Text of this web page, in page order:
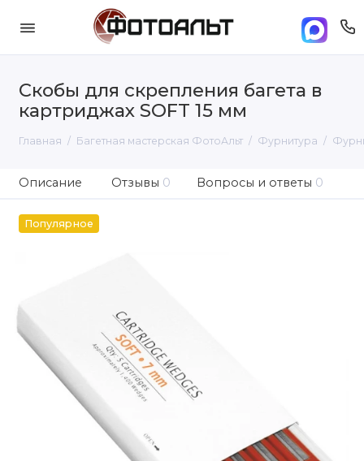
Скобы для скрепления багета в
картриджах SOFT 15 мм
Главная Багетная мастерская ФотоАльт Фурнитура
Описание Отзывы 0 Вопросы и ответы 0
Популярное